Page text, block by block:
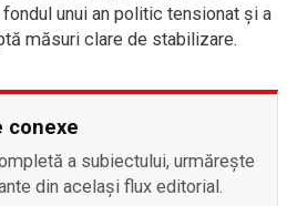
unui an politic tensionat şi a
măsuri clare de stabilizare.
conexe
a subiectului, urmărește
din același flux editorial.